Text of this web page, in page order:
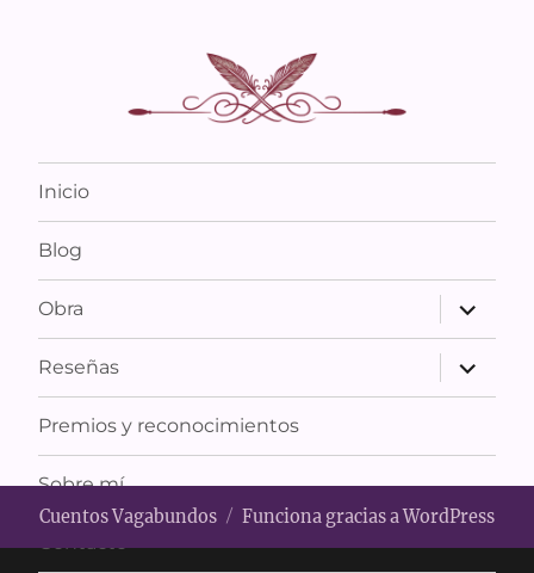
Inicio
Blog
Obra
expande
el
menú
inferior
Reseñas
expande
el
menú
Premios y reconocimientos
Sobre mí
Contacto
Cuentos Vagabundos Funciona gracias a WordPress